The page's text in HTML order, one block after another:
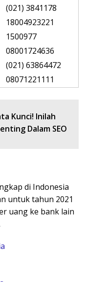
(021) 3841178
18004923221
1500977
08001724636
(021) 63864472
08071221111
Kunci! Inilah
Dalam SEO
di Indonesia
untuk tahun 2021
uang ke bank lain